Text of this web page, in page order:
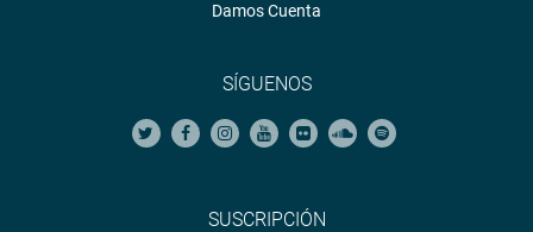
Damos Cuenta
SÍGUENOS
SUSCRIPCIÓN